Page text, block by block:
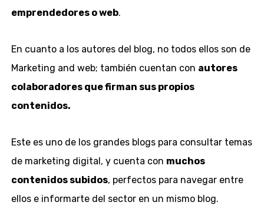
emprendedores o web.
En cuanto a los autores del blog, no todos ellos son de
Marketing and web; también cuentan con autores
colaboradores que firman sus propios
contenidos.
Este es uno de los grandes blogs para consultar temas
de marketing digital, y cuenta con muchos
contenidos subidos, perfectos para navegar entre
ellos e informarte del sector en un mismo blog.